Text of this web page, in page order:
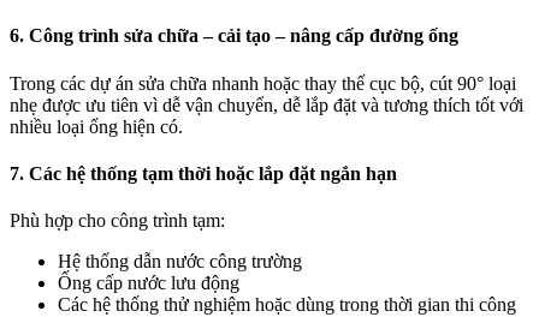
6. Công trình sửa chữa – cải tạo – nâng cấp đường ống
Trong các dự án sửa chữa nhanh hoặc thay thế cục bộ, cút 90° loại
nhẹ được ưu tiên vì dễ vận chuyển, dễ lắp đặt và tương thích tốt với
nhiều loại ống hiện có.
7. Các hệ thống tạm thời hoặc lắp đặt ngắn hạn
Phù hợp cho công trình tạm:
Hệ thống dẫn nước công trường
Ống cấp nước lưu động
Các hệ thống thử nghiệm hoặc dùng trong thời gian thi công